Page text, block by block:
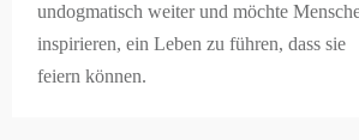
undogmatisch weiter und möchte
inspirieren, ein Leben zu führen, dass sie
feiern können.